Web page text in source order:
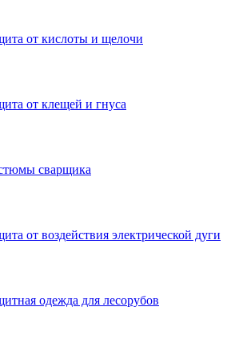
от кислоты и щелочи
от клещей и гнуса
сварщика
от воздействия электрической дуги
одежда для лесорубов